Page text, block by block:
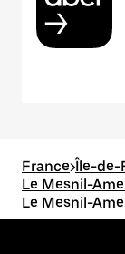
France>Île-de-
Le Mesnil-
Le Mesnil-